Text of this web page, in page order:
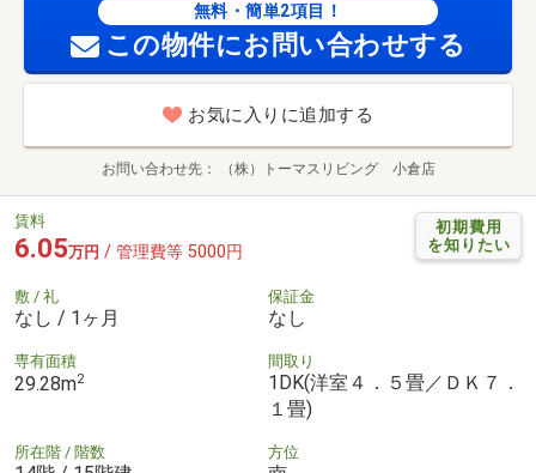
無料・簡単2項目！
この物件にお問い合わせする
お気に入りに追加する
お問い合わせ先 （株）トーマスリビング 小倉店
初期費用
を知りたい
賃料
6.05万円 / 管理費等 5000円
敷 / 礼
なし / 1ヶ月
保証金
なし
専有面積
29.28m2
間取り
1DK(洋室４．５畳／ＤＫ７．
１畳)
所在階 / 階数 方位